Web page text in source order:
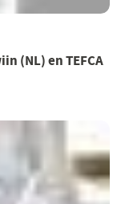
(NL) en TEFCA